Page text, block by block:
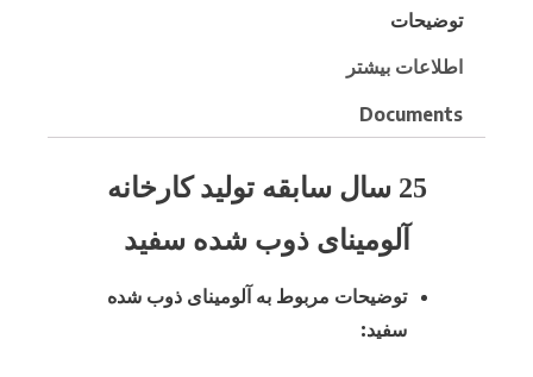
توضیحات
اطلاعات بیشتر
Documents
25 سال سابقه تولید کارخانه
آلومینای ذوب شده سفید
توضیحات مربوط به آلومینای ذوب شده
سفید: